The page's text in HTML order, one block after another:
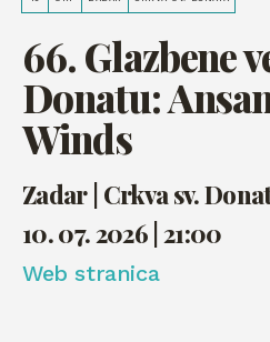
66. Glazbene
Donatu:
Winds
Zadar | Crkva sv.
10. 07. 2026 | 21:00
Web stranica